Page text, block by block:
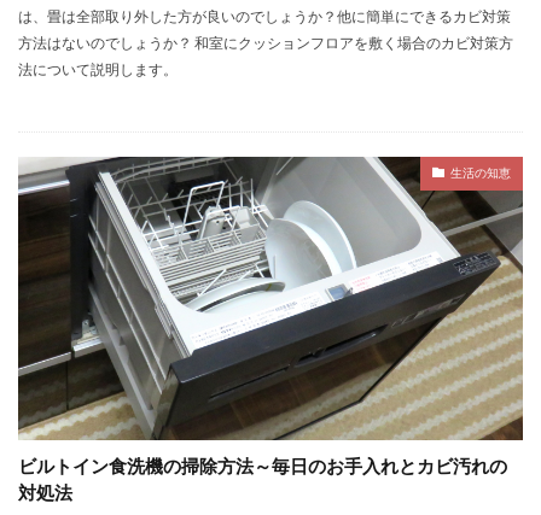
は、畳は全部取り外した方が良いのでしょうか？他に簡単にできるカビ対策
方法はないのでしょうか？ 和室にクッションフロアを敷く場合のカビ対策方
法について説明します。
生活の知恵
ビルトイン食洗機の掃除方法～毎日のお手入れとカビ汚れの
対処法